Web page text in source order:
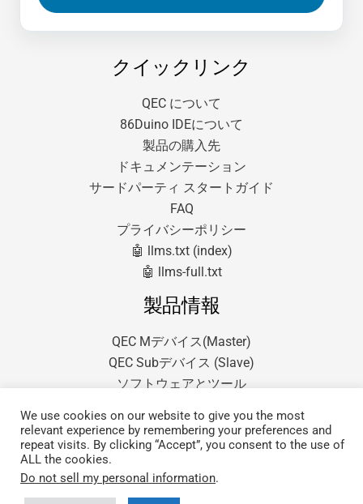
クイックリンク
QEC について
86Duino IDEについて
製品の購入先
ドキュメンテーション
サードパーティ スタートガイド
FAQ
プライバシーポリシー
🤖 llms.txt (index)
🤖 llms-full.txt
製品情報
QEC Mデバイス(Master)
QEC Subデバイス (Slave)
ソフトウェアとツール
Copyright © 2026 QEC.
We use cookies on our website to give you the most
relevant experience by remembering your preferences and
repeat visits. By clicking “Accept”, you consent to the use of
ALL the cookies.
Do not sell my personal information.